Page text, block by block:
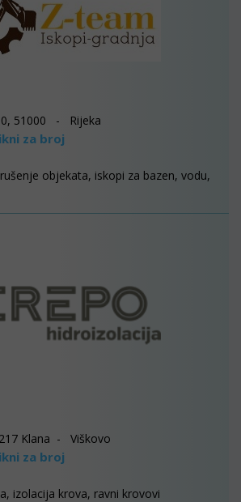
51000 - Rijeka
za broj
objekata, iskopi za bazen, vodu,
Klana - Viškovo
za broj
izolacija krova, ravni krovovi